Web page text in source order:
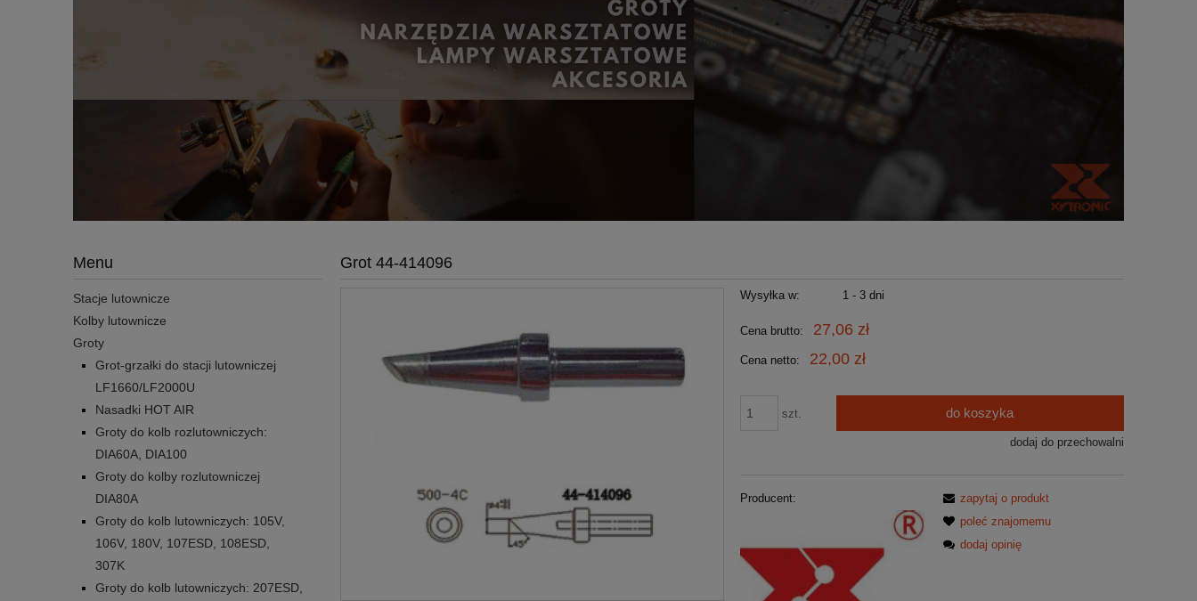
Menu
Stacje lutownicze
Kolby lutownicze
Groty
Grot-grzałki do stacji lutowniczej
LF1660/LF2000U
Nasadki HOT AIR
Groty do kolb rozlutowniczych:
DIA60A, DIA100
Groty do kolby rozlutowniczej
DIA80A
Groty do kolb lutowniczych: 105V,
106V, 180V, 107ESD, 108ESD,
307K
Groty do kolb lutowniczych: 207ESD,
Grot 44-414096
Wysyłka w: 1 - 3 dni
Cena brutto: 27,06 zł
Cena netto: 22,00 zł
szt. do koszyka
dodaj do przechowalni
Producent:
zapytaj o produkt
poleć znajomemu
dodaj opinię